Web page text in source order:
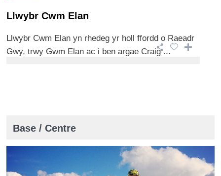
Llwybr Cwm Elan
Llwybr Cwm Elan yn rhedeg yr holl ffordd o Raeadr
Gwy, trwy Gwm Elan ac i ben argae Craig ...
Base / Centre